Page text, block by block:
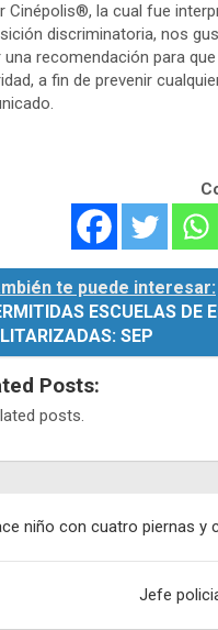
Cinépolis®, la cual fue
discriminatoria, nos
una recomendación para
a fin de prevenir
te puede interesar:
ESCUELAS DE
SEP
Posts:
posts.
niño con cuatro piernas y
Jefe